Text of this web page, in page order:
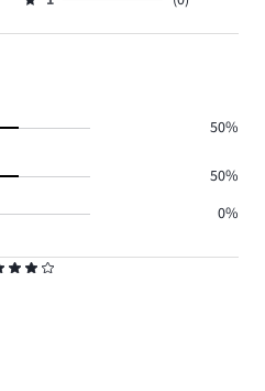
1.
1.
Evaluare
1,
50%
50%
0%